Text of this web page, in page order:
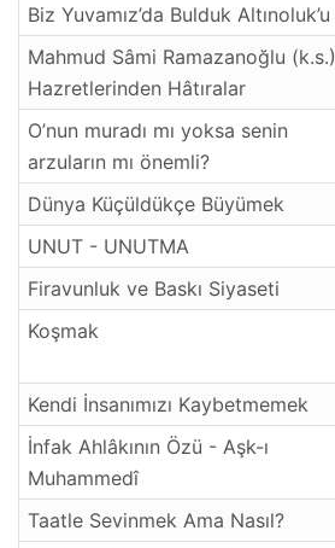
Biz Yuvamız’da Bulduk Altınoluk’u
Mahmud Sâmi Ramazanoğlu (k.s.)
Hazretlerinden Hâtıralar
O’nun muradı mı yoksa senin
arzuların mı önemli?
Dünya Küçüldükçe Büyümek
UNUT - UNUTMA
Firavunluk ve Baskı Siyaseti
Koşmak
Kendi İnsanımızı Kaybetmemek
İnfak Ahlâkının Özü - Aşk-ı
Muhammedî
Taatle Sevinmek Ama Nasıl?